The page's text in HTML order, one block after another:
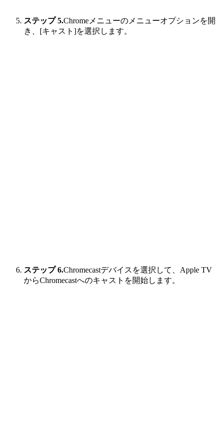
ステップ 5.Chromeメニューのメニューオプションを開
き、[キャスト]を選択します。
ステップ 6.Chromecastデバイスを選択して、Apple TV
からChromecastへのキャストを開始します。